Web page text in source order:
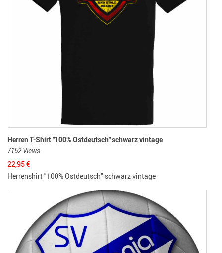
Herren T-Shirt "100% Ostdeutsch" schwarz vintage
7152 Views
22,95 €
Herrenshirt "100% Ostdeutsch" schwarz vintage